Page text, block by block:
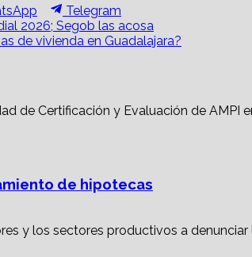
Share
on
Telegram
2026; Segob las acosa
de vivienda en Guadalajara?
de hipotecas